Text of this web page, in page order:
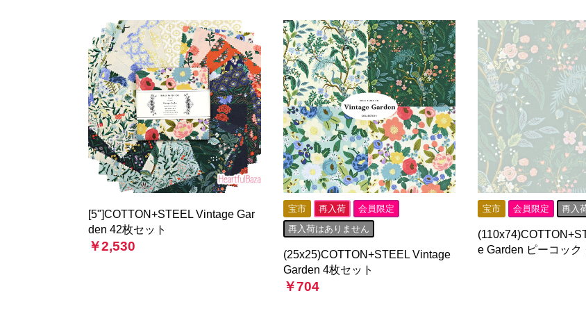
[5"]COTTON+STEEL Vintage Gar
den 42枚セット
￥2,530
宝市 再入荷
会員限定
再入荷はありません
(25x25)COTTON+STEEL Vintage
Garden 4枚セット
￥704
宝市 会員限定 再入
e Garden ピーコック